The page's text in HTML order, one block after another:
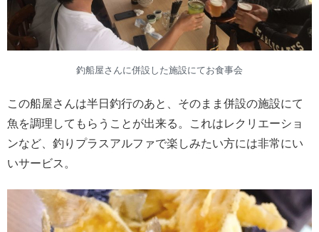
釣船屋さんに併設した施設にてお食事会
この船屋さんは半日釣行のあと、そのまま併設の施設にて
魚を調理してもらうことが出来る。これはレクリエーショ
ンなど、釣りプラスアルファで楽しみたい方には非常にい
いサービス。